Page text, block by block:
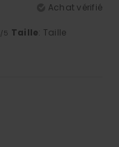
Achat vérifié
/5 Taille: Taille